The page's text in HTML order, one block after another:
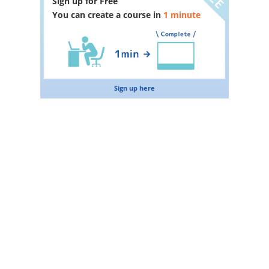
You can create a course in 1 minute
Sign up here